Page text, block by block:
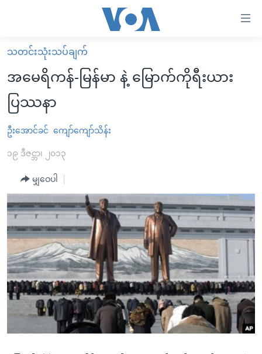
လွယ်ကူ
စေ
သည့်
Link
များ
ပင်မ
ကျော်
ကြည့်
ရန်
အ
ညွန်း
စာမျက်နှာ
မူလစာမျက်နှာ
မြန်မာ
ကမ္ဘာ့သတင်းများ
နိုင်ငံတကာ
အစ္စရေး-ပါလက်စတိုင်း
ဗွီဒီယို
အင်္ဂလိပ်စာလေ့လာမယ်
အမေရိကန်သုံးအီဒီယံ
မကြေးမုံရဲ့ အင်္ဂလိပ်စာ
ရုပ်ရှင်ထဲက အင်္ဂလိပ်စာ
သုတပဒေသာ အင်္ဂလိပ်စာ
အပတ်စဉ်ကဏ္ဍများ
ရေဒီယို
တီဗွီ
ရေဒီယိုနှင့်ရုပ်သံ အချက်အလက်များ
ရေဒီယို/တီဗွီအစီအစဉ်
Learning English
ဗွီအိုအေ လူမှုကွန်ယက်များ
သတင်းသုံးသပ်ချက်
အမေရိကန်-မြန်မာ နဲ့ မြောက်ကိုရီးယား
ပြဿနာ
ဦးအောင်ခင် ကျော်ကျော်သိန်း
၁၉ ဒီဇင္ဘာ၊ ၂၀၁၃
မျှဝေပါ